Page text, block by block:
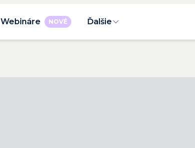
Webináre NOVÉ Ďalšie